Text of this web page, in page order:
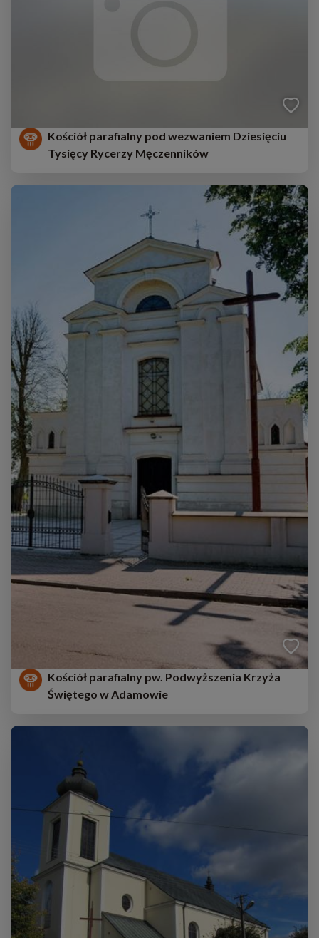
Kościół parafialny pod wezwaniem Dziesięciu
Tysięcy Rycerzy Męczenników
Kościół parafialny pw. Podwyższenia Krzyża
Świętego w Adamowie